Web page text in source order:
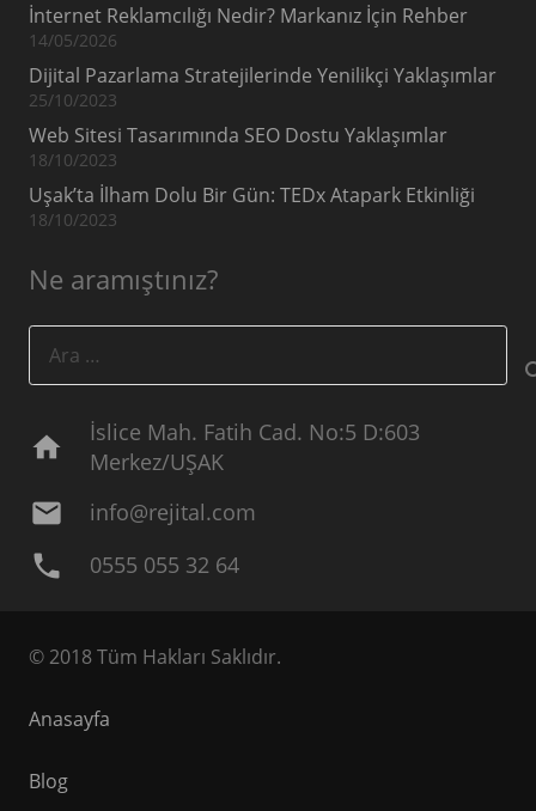
İnternet Reklamcılığı Nedir? Markanız İçin Rehber
14/05/2026
Dijital Pazarlama Stratejilerinde Yenilikçi Yaklaşımlar
25/10/2023
Web Sitesi Tasarımında SEO Dostu Yaklaşımlar
18/10/2023
Uşak’ta İlham Dolu Bir Gün: TEDx Atapark Etkinliği
18/10/2023
Ne aramıştınız?
home
İslice Mah. Fatih Cad. No:5 D:603
Merkez/UŞAK
mail info@rejital.com
phone 0555 055 32 64
© 2018 Tüm Hakları Saklıdır.
Anasayfa
Blog